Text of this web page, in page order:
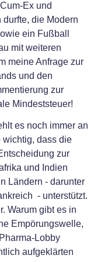
Ex und
durfte, die Modern
ein Fußball
mit weiteren
meine Anfrage zur
und den
zur
Mindeststeuer!
es noch immer an
wichtig, dass die
zur
und Indien
Ländern - darunter
- unterstützt.
Warum gibt es in
Empörungswelle,
Lobby
aufgeklärten